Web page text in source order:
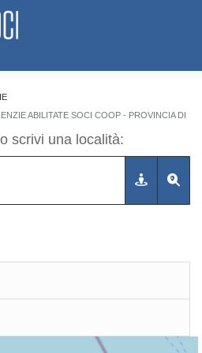
ABILITATE SOCI COOP - PROVINCIA DI
scrivi una località: